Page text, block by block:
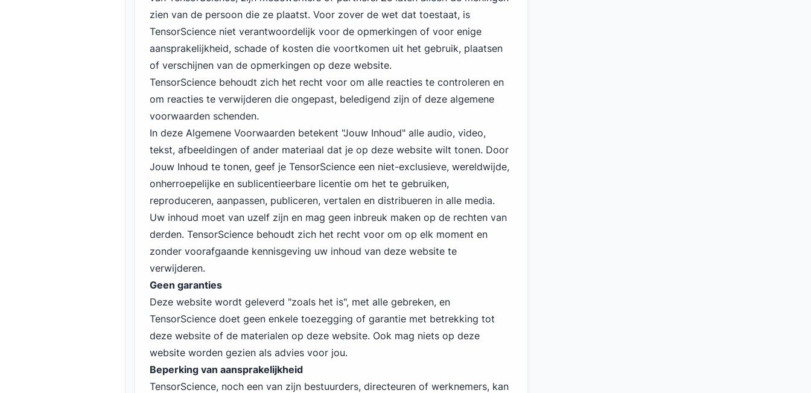
zien van de persoon die ze plaatst. Voor zover de wet dat toestaat, is
TensorScience niet verantwoordelijk voor de opmerkingen of voor enige
aansprakelijkheid, schade of kosten die voortkomen uit het gebruik, plaatsen
of verschijnen van de opmerkingen op deze website.
TensorScience behoudt zich het recht voor om alle reacties te controleren en
om reacties te verwijderen die ongepast, beledigend zijn of deze algemene
voorwaarden schenden.
In deze Algemene Voorwaarden betekent "Jouw Inhoud" alle audio, video,
tekst, afbeeldingen of ander materiaal dat je op deze website wilt tonen. Door
Jouw Inhoud te tonen, geef je TensorScience een niet-exclusieve, wereldwijde,
onherroepelijke en sublicentieerbare licentie om het te gebruiken,
reproduceren, aanpassen, publiceren, vertalen en distribueren in alle media.
Uw inhoud moet van uzelf zijn en mag geen inbreuk maken op de rechten van
derden. TensorScience behoudt zich het recht voor om op elk moment en
zonder voorafgaande kennisgeving uw inhoud van deze website te
verwijderen.
Geen garanties
Deze website wordt geleverd "zoals het is", met alle gebreken, en
TensorScience doet geen enkele toezegging of garantie met betrekking tot
deze website of de materialen op deze website. Ook mag niets op deze
website worden gezien als advies voor jou.
Beperking van aansprakelijkheid
TensorScience, noch een van zijn bestuurders, directeuren of werknemers, kan